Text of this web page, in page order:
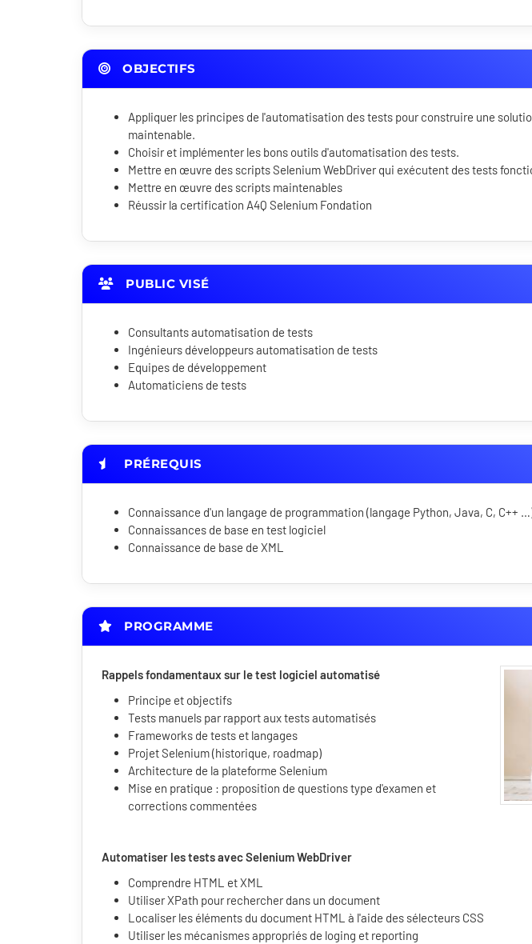
OBJECTIFS
Appliquer les principes de l'automatisation des tests pour construire une
maintenable.
Choisir et implémenter les bons outils d'automatisation des tests.
Mettre en œuvre des scripts Selenium WebDriver qui exécutent des tests
Mettre en œuvre des scripts maintenables
Réussir la certification A4Q Selenium Fondation
PUBLIC VISÉ
Consultants automatisation de tests
Ingénieurs développeurs automatisation de tests
Equipes de développement
Automaticiens de tests
PRÉREQUIS
Connaissance d'un langage de programmation (langage Python, Java, C, C++
Connaissances de base en test logiciel
Connaissance de base de XML
PROGRAMME
Rappels fondamentaux sur le test logiciel automatisé
Principe et objectifs
Tests manuels par rapport aux tests automatisés
Frameworks de tests et langages
Projet Selenium (historique, roadmap)
Architecture de la plateforme Selenium ​​​​
Mise en pratique : proposition de questions type d'examen et
corrections commentées
Automatiser les tests avec Selenium WebDriver
Comprendre HTML et XML
Utiliser XPath pour rechercher dans un document
Localiser les éléments du document HTML à l'aide des sélecteurs CSS
Utiliser les mécanismes appropriés de loging et reporting